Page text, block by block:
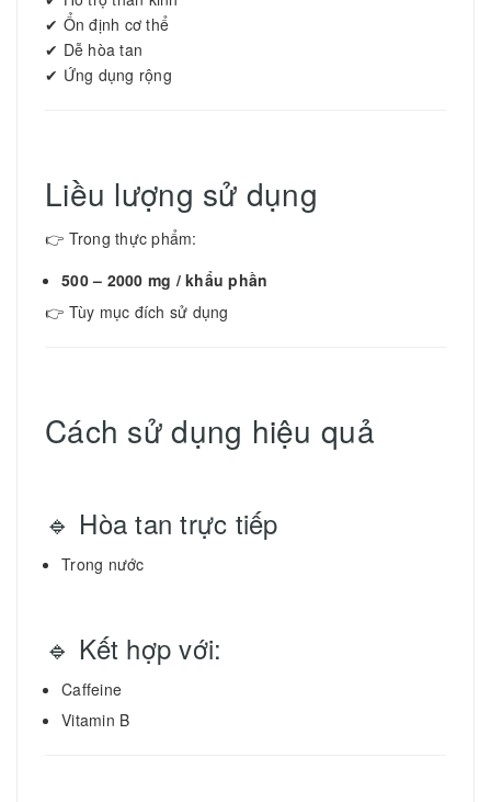
✔ Ổn định cơ thể
✔ Dễ hòa tan
✔ Ứng dụng rộng
Liều lượng sử dụng
👉 Trong thực phẩm:
500 – 2000 mg / khẩu phần
👉 Tùy mục đích sử dụng
Cách sử dụng hiệu quả
🔹 Hòa tan trực tiếp
Trong nước
🔹 Kết hợp với:
Caffeine
Vitamin B